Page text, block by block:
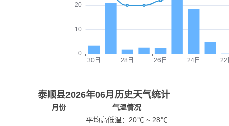
泰顺县2026年06月历史天气统计
月份 气温情况
平均高低温： 20℃ ~ 28℃